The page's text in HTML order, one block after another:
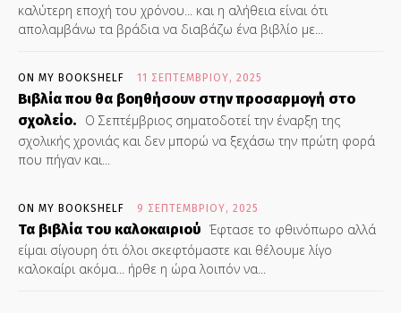
καλύτερη εποχή του χρόνου... και η αλήθεια είναι ότι
απολαμβάνω τα βράδια να διαβάζω ένα βιβλίο με...
ON MY BOOKSHELF 11 ΣΕΠΤΕΜΒΡΊΟΥ, 2025
Βιβλία που θα βοηθήσουν στην προσαρμογή στο
σχολείο. Ο Σεπτέμβριος σηματοδοτεί την έναρξη της
σχολικής χρονιάς και δεν μπορώ να ξεχάσω την πρώτη φορά
που πήγαν και...
ON MY BOOKSHELF 9 ΣΕΠΤΕΜΒΡΊΟΥ, 2025
Τα βιβλία του καλοκαιριού Έφτασε το φθινόπωρο αλλά
είμαι σίγουρη ότι όλοι σκεφτόμαστε και θέλουμε λίγο
καλοκαίρι ακόμα... ήρθε η ώρα λοιπόν να...